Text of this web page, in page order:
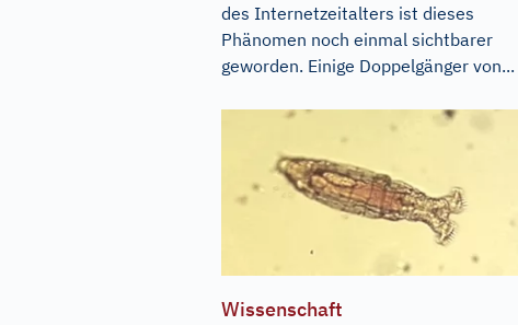
des Internetzeitalters ist dieses
Phänomen noch einmal sichtbarer
geworden. Einige Doppelgänger von...
Wissenschaft